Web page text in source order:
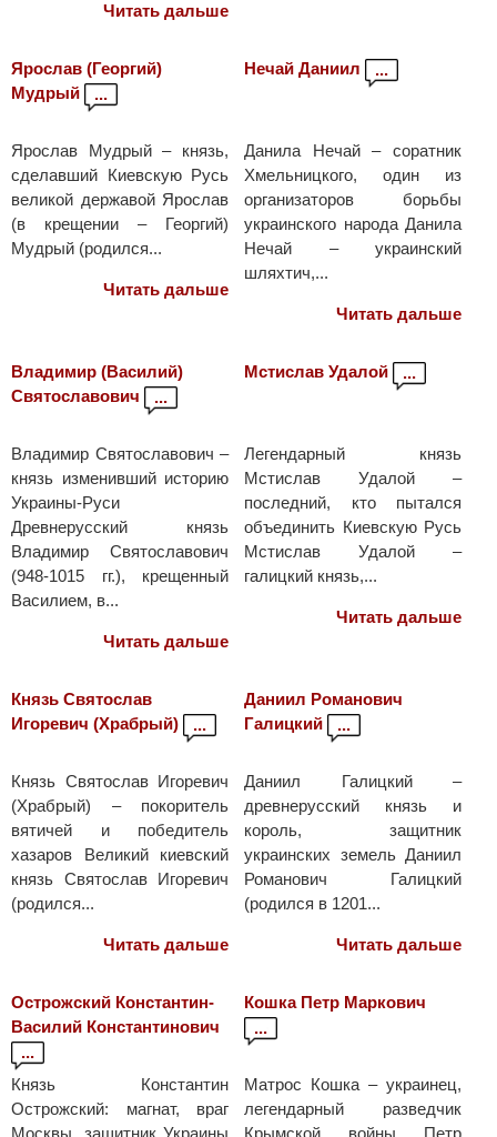
Читать дальше
Ярослав (Георгий)
Мудрый
...
Ярослав Мудрый – князь,
сделавший Киевскую Русь
великой державой Ярослав
(в крещении – Георгий)
Мудрый (родился...
Читать дальше
Нечай Даниил ...
Данила Нечай – соратник
Хмельницкого, один из
организаторов борьбы
украинского народа Данила
Нечай – украинский
шляхтич,...
Читать дальше
Владимир (Василий)
Святославович
...
Владимир Святославович –
князь изменивший историю
Украины-Руси
Древнерусский князь
Владимир Святославович
(948-1015 гг.), крещенный
Василием, в...
Читать дальше
Мстислав Удалой ...
Легендарный князь
Мстислав Удалой –
последний, кто пытался
объединить Киевскую Русь
Мстислав Удалой –
галицкий князь,...
Читать дальше
Князь Святослав
Игоревич (Храбрый)
...
Князь Святослав Игоревич
(Храбрый) – покоритель
вятичей и победитель
хазаров Великий киевский
князь Святослав Игоревич
(родился...
Читать дальше
Даниил Романович
Галицкий
...
Даниил Галицкий –
древнерусский князь и
король, защитник
украинских земель Даниил
Романович Галицкий
(родился в 1201...
Читать дальше
Острожский Константин-
Василий Константинович
...
Князь Константин
Острожский: магнат, враг
Москвы, защитник Украины
Кошка Петр Маркович
...
Матрос Кошка – украинец,
легендарный разведчик
Крымской войны Петр